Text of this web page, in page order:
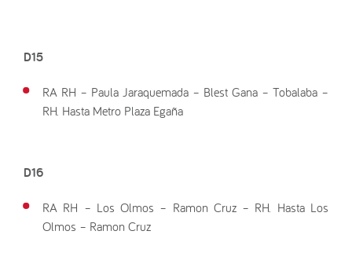
D15
RA RH – Paula Jaraquemada – Blest Gana – Tobalaba –
RH. Hasta Metro Plaza Egaña
D16
RA RH – Los Olmos – Ramon Cruz – RH. Hasta Los
Olmos – Ramon Cruz